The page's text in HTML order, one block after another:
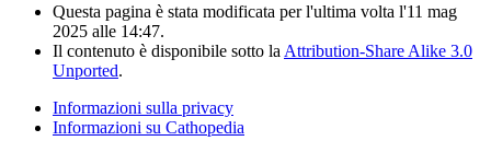
Questa pagina è stata modificata per l'ultima volta l'11 mag
2025 alle 14:47.
Il contenuto è disponibile sotto la Attribution-Share Alike 3.0
Unported.
Informazioni sulla privacy
Informazioni su Cathopedia